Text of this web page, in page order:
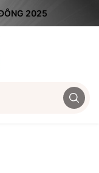
2025